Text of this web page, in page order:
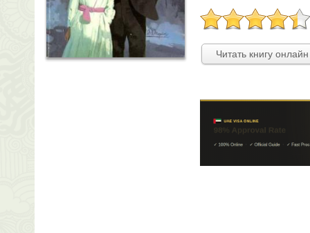
Читать книгу